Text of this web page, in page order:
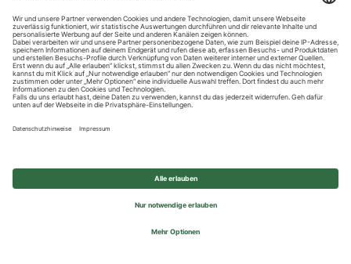
Datenschutzhinweise
Impressum
Privatsphäre-Einstellungen
© 2026 REWE Group - All rights reserved